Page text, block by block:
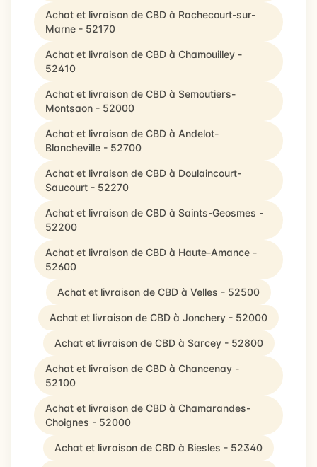
Achat et livraison de CBD à Rachecourt-sur-
Marne - 52170
Achat et livraison de CBD à Chamouilley -
52410
Achat et livraison de CBD à Semoutiers-
Montsaon - 52000
Achat et livraison de CBD à Andelot-
Blancheville - 52700
Achat et livraison de CBD à Doulaincourt-
Saucourt - 52270
Achat et livraison de CBD à Saints-Geosmes -
52200
Achat et livraison de CBD à Haute-Amance -
52600
Achat et livraison de CBD à Velles - 52500
Achat et livraison de CBD à Jonchery - 52000
Achat et livraison de CBD à Sarcey - 52800
Achat et livraison de CBD à Chancenay -
52100
Achat et livraison de CBD à Chamarandes-
Choignes - 52000
Achat et livraison de CBD à Biesles - 52340